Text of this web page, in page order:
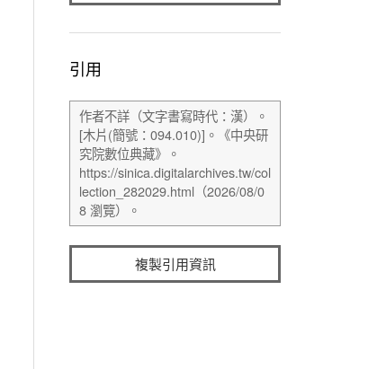
引用
複製引用資訊